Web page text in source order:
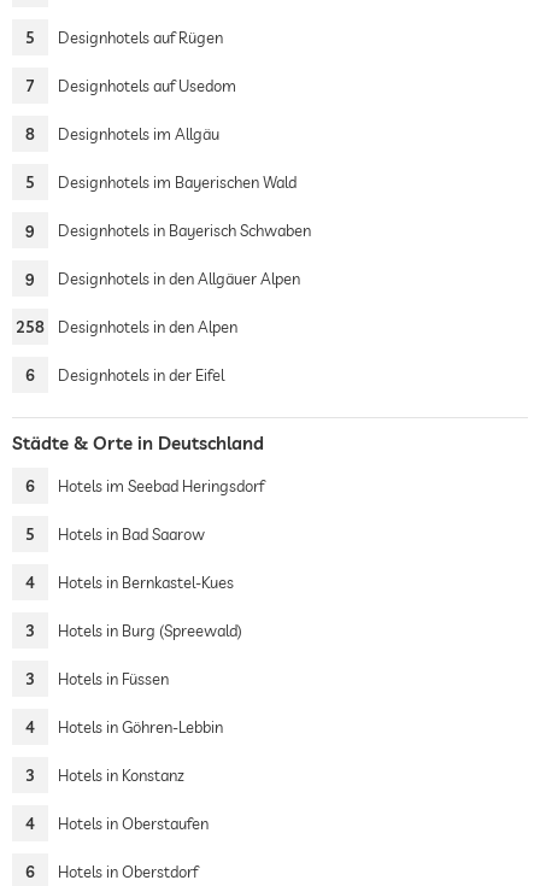
5 Designhotels auf Rügen
7 Designhotels auf Usedom
8 Designhotels im Allgäu
5 Designhotels im Bayerischen Wald
9 Designhotels in Bayerisch Schwaben
9 Designhotels in den Allgäuer Alpen
258 Designhotels in den Alpen
6 Designhotels in der Eifel
Städte & Orte in Deutschland
6 Hotels im Seebad Heringsdorf
5 Hotels in Bad Saarow
4 Hotels in Bernkastel-Kues
3 Hotels in Burg (Spreewald)
3 Hotels in Füssen
4 Hotels in Göhren-Lebbin
3 Hotels in Konstanz
4 Hotels in Oberstaufen
6 Hotels in Oberstdorf